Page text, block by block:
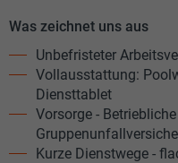
Was zeichnet uns aus
Unbefristeter
Vollausstattung:
Diensttablet
Vorsorge -
Kurze Dienstwege -